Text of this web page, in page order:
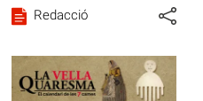
Redacció